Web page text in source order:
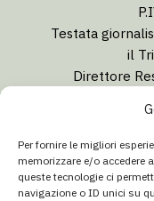
Per fornire le migliori
memorizzare e/o accedere
queste tecnologie ci
navigazione o ID unici su
Testata
il
Direttore